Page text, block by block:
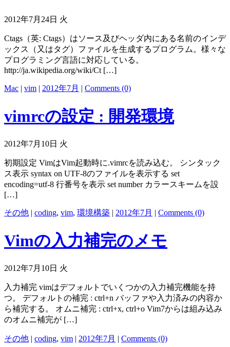
2012年7月24日 火
Ctags（英: Ctags）はソース及びヘッダ内にある名前のインデ
ックス（又はタグ）ファイルを生成するプログラム。様々な
プログラミング言語に対応している。
http://ja.wikipedia.org/wiki/Ct […]
Mac | vim | 2012年7月 | Comments (0)
vimrcの設定 : 開発環境
2012年7月10日 火
初期設定 VimはVim起動時に.vimrcを読み込む。 シンタック
ス表示 syntax on UTF-8のファイルを表示する set
encoding=utf-8 行番号を表示 set number カラースキームを設
[…]
その他 | coding, vim, 環境構築 | 2012年7月 | Comments (0)
Vimの入力補完のメモ
2012年7月10日 火
入力補完 vimはデフォルトでいくつかの入力補完機能を持
つ。 デフォルトの補完 : ctrl+n バッファや入力済みの内容か
ら補完する。 オムニ補完 : ctrl+x, ctrl+o Vim7からは組み込み
のオムニ補完が […]
その他 | coding, vim | 2012年7月 | Comments (0)